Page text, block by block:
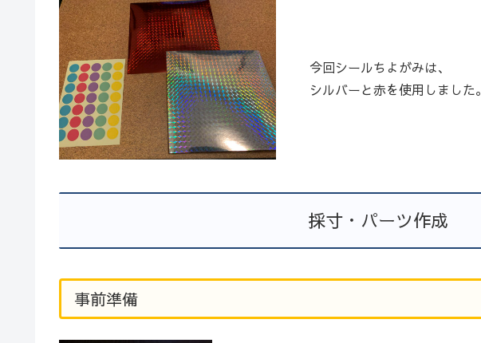
今回シールちよがみは、
シルバーと赤を使用しました。
採寸・パーツ作成
事前準備